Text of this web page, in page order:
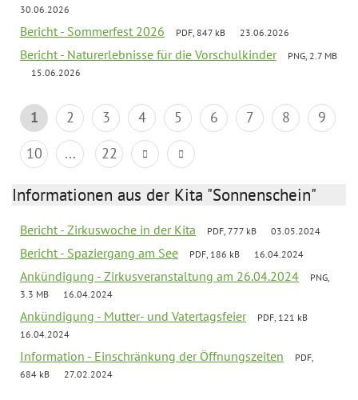
30.06.2026
Bericht - Sommerfest 2026 PDF, 847 kB 23.06.2026
Bericht - Naturerlebnisse für die Vorschulkinder
PNG, 2.7 MB
15.06.2026
1 2 3 4 5 6 7 8
9
10
... 22
Informationen aus der Kita "Sonnenschein"
Bericht - Zirkuswoche in der Kita PDF, 777 kB 03.05.2024
Bericht - Spaziergang am See PDF, 186 kB 16.04.2024
Ankündigung - Zirkusveranstaltung am 26.04.2024
PNG,
3.3 MB
16.04.2024
Ankündigung - Mutter- und Vatertagsfeier
PDF, 121 kB
16.04.2024
Information - Einschränkung der Öffnungszeiten
PDF,
684 kB
27.02.2024